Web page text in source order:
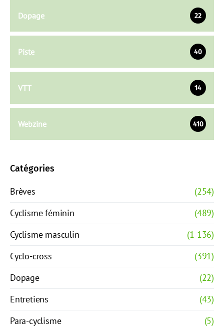
Dopage 22
Piste 40
VTT 14
Webzine 410
Catégories
Brèves
(254)
Cyclisme féminin
(489)
Cyclisme masculin
(1 136)
Cyclo-cross
(391)
Dopage
(22)
Entretiens
(43)
Para-cyclisme
(5)